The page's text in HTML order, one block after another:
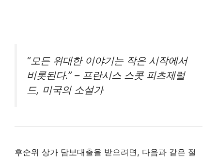
“모든 위대한 이야기는 작은 시작에서
비롯된다.” – 프란시스 스콧 피츠제럴
드, 미국의 소설가
후순위 상가 담보대출을 받으려면, 다음과 같은 절